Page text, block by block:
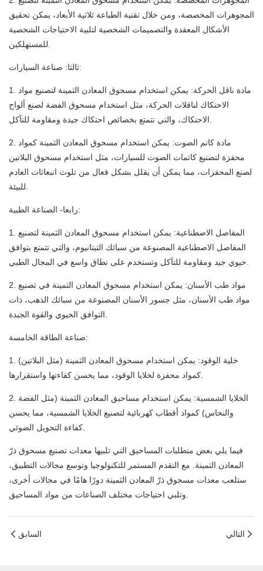
المجوهرات المخصصة، ومن خلال تقنية الطباعة ثلاثية الأبعاد، يمكن تحقيق
الأشكال المعقدة والتصميمات الشخصية لتلبية الاحتياجات الشخصية
للمستهلكين.
ثالثا: صناعة السيارات:
1. مادة ناقل الحركة: يمكن استخدام مسحوق المعادن الثمينة لتصنيع مواد
الاحتكاك لناقلات الحركة، مثل استخدام مسحوق الفضة لصنع ألواح
الاحتكاك، والتي تتمتع بخصائص احتكاك جيدة ومقاومة للتآكل.
2. مادة كاتم الصوت: يمكن استخدام مسحوق المعادن الثمينة كمواد
محفزة لتصنيع كاتمات الصوت للسيارات، مثل استخدام مسحوق البلاتين
لصنع المحفزات، مما يمكن أن يقلل بشكل فعال من تلوث انبعاثات العادم
للبيئة.
رابعا- الصناعة الطبية:
1. المفاصل الاصطناعية: يمكن استخدام مسحوق المعادن الثمينة لتصنيع
المفاصل الاصطناعية المصنوعة من سبائك التيتانيوم، والتي تتمتع بتوافق
حيوي جيد ومقاومة للتآكل وتستخدم على نطاق واسع في المجال الطبي.
2. مواد طب الأسنان: يمكن استخدام مسحوق المعادن الثمينة في تصنيع
مواد طب الأسنان، مثل جسور الأسنان المصنوعة من سبائك الذهب، ذات
التوافق الحيوي والقوة الجيدة.
صناعة الطاقة الخامسة:
1. خلية الوقود: يمكن استخدام مسحوق المعادن الثمينة (مثل البلاتين)
كمواد محفزة لخلايا الوقود، مما يحسن كفاءتها واستقرارها.
2. الخلايا الشمسية: يمكن استخدام مساحيق المعادن الثمينة (مثل الفضة
والنحاس) كمواد أقطاب كهربائية لتصنيع الخلايا الشمسية، مما يحسن
كفاءة التحويل الضوئي.
فيما يلي بعض متطلبات المساحيق التي تلبيها معدات تصنيع مسحوق ذرّ
المعادن الثمينة. مع التقدم المستمر للتكنولوجيا وتوسع مجالات التطبيق،
ستلعب معدات مسحوق ذرّ المعادن الثمينة دورًا هامًا في مجالات أخرى،
وتلبي احتياجات مختلف الصناعات من مواد المساحيق.
السابق التالي